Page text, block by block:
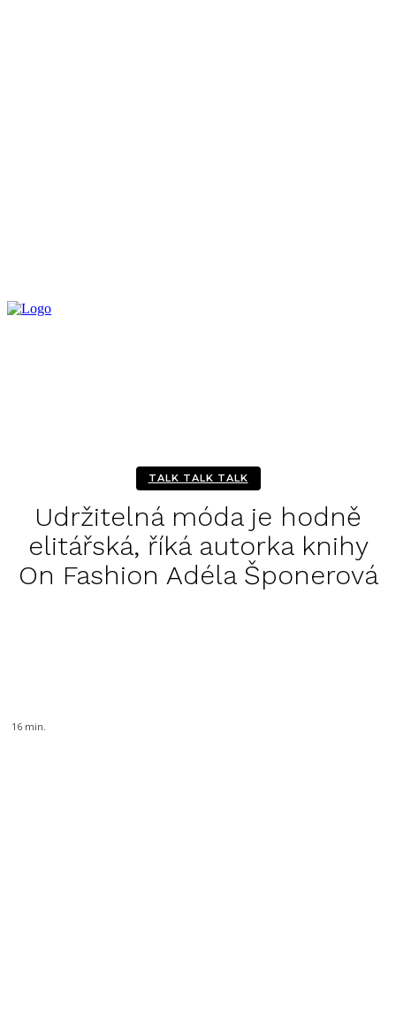
TALK TALK TALK
Udržitelná móda je hodně
elitářská, říká autorka knihy
On Fashion Adéla Šponerová
16 min.